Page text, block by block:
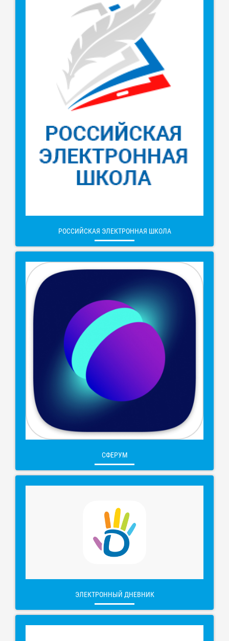
РОССИЙСКАЯ ЭЛЕКТРОННАЯ ШКОЛА
СФЕРУМ
ЭЛЕКТРОННЫЙ ДНЕВНИК